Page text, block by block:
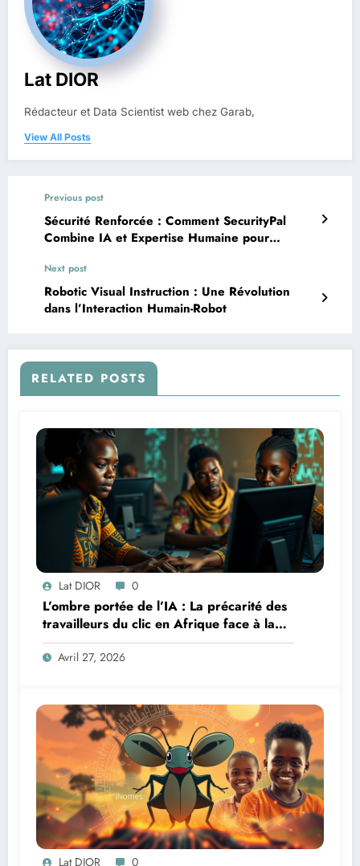
Lat DIOR
Rédacteur et Data Scientist web chez Garab,
View All Posts
Previous post
Sécurité Renforcée : Comment SecurityPal
Combine IA et Expertise Humaine pour
Next post
Robotic Visual Instruction : Une Révolution
dans l’Interaction Humain-Robot
RELATED POSTS
Lat DIOR 0
L’ombre portée de l’IA : La précarité des
travailleurs du clic en Afrique face à la
révolution numérique
Avril 27, 2026
Lat DIOR 0